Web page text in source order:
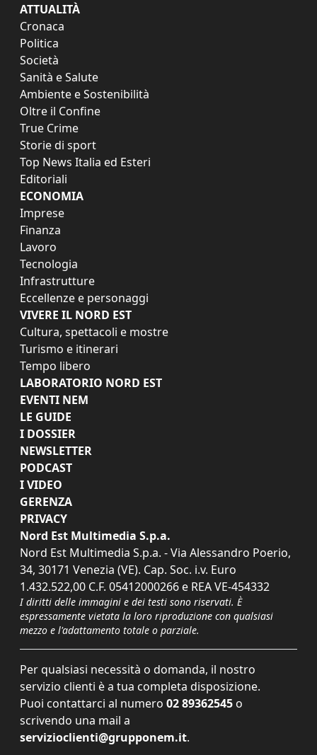
ATTUALITÀ
Cronaca
Politica
Società
Sanità e Salute
Ambiente e Sostenibilità
Oltre il Confine
True Crime
Storie di sport
Top News Italia ed Esteri
Editoriali
ECONOMIA
Imprese
Finanza
Lavoro
Tecnologia
Infrastrutture
Eccellenze e personaggi
VIVERE IL NORD EST
Cultura, spettacoli e mostre
Turismo e itinerari
Tempo libero
LABORATORIO NORD EST
EVENTI NEM
LE GUIDE
I DOSSIER
NEWSLETTER
PODCAST
I VIDEO
GERENZA
PRIVACY
Nord Est Multimedia S.p.a.
Nord Est Multimedia S.p.a. - Via Alessandro Poerio,
34, 30171 Venezia (VE). Cap. Soc. i.v. Euro
1.432.522,00 C.F. 05412000266 e REA VE-454332
I diritti delle immagini e dei testi sono riservati. È
espressamente vietata la loro riproduzione con qualsiasi
mezzo e l'adattamento totale o parziale.
Per qualsiasi necessità o domanda, il nostro
servizio clienti è a tua completa disposizione.
Puoi contattarci al numero 02 89362545 o
scrivendo una mail a
servizioclienti@grupponem.it.